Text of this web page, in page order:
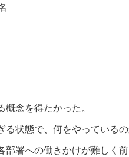
念を得たかった。
る状態で、何をやっている
署への働きかけが難しく前